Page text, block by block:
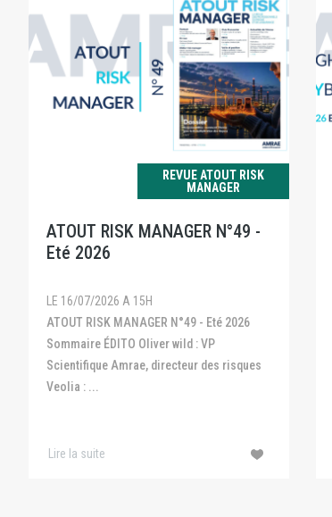
REVUE ATOUT RISK
MANAGER
ATOUT RISK MANAGER N°49 -
Eté 2026
LE 16/07/2026 A 15H
ATOUT RISK MANAGER N°49 - Eté 2026
Sommaire ÉDITO Oliver wild : VP
Scientifique Amrae, directeur des risques
Veolia : ...
Lire la suite